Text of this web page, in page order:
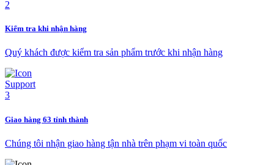
Kiểm tra khi nhận hàng
Quý khách được kiểm tra sản phẩm trước khi nhận hàng
Giao hàng 63 tỉnh thành
Chúng tôi nhận giao hàng tận nhà trên phạm vi toàn quốc